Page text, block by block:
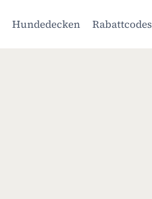
Hundedecken Rabattcodes